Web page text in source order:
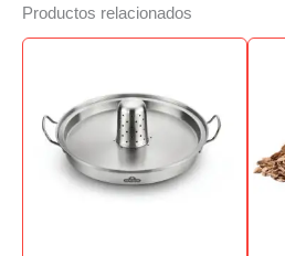
Productos relacionados